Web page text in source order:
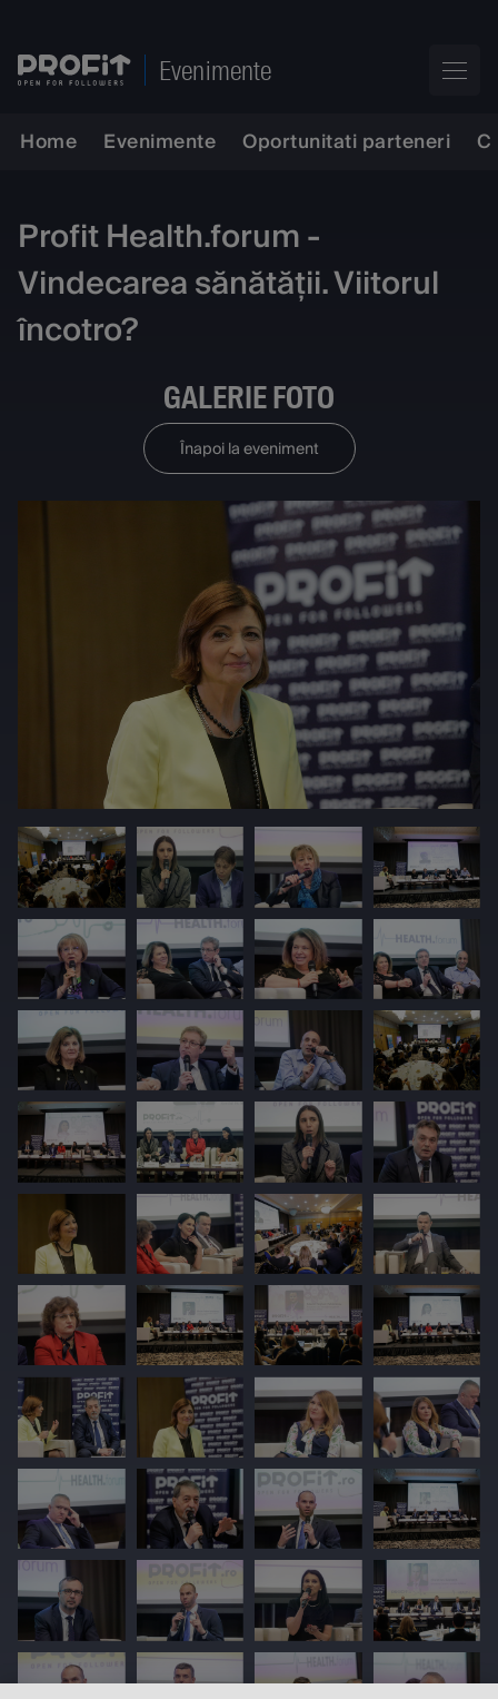
Evenimente
Home Evenimente Oportunitati parteneri
Profit Health.forum -
Vindecarea sănătății. Viitorul
încotro?
GALERIE FOTO
Înapoi la eveniment